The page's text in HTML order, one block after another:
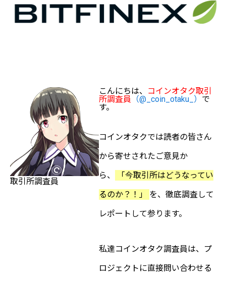
取引所調査員
こんにちは、 コインオタク取引
所調査員
（@_coin_otaku_） で
す。
コインオタクでは読者の皆さん
から寄せされたご意見か
ら、
「今取引所はどうなってい
るのか？！」 を、徹底調査して
レポートして参ります。
私達コインオタク調査員は、プ
ロジェクトに直接問い合わせる